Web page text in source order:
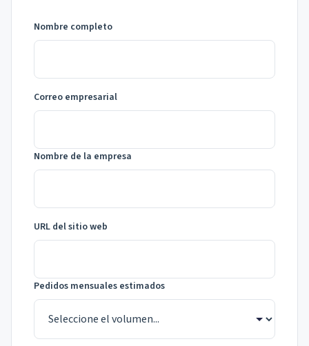
Nombre completo
Correo empresarial
Nombre de la empresa
URL del sitio web
Pedidos mensuales estimados